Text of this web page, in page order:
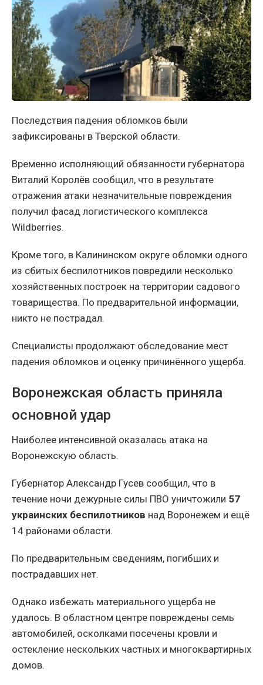
Последствия падения обломков были
зафиксированы в Тверской области.
Временно исполняющий обязанности губернатора
Виталий Королёв сообщил, что в результате
отражения атаки незначительные повреждения
получил фасад логистического комплекса
Wildberries.
Кроме того, в Калининском округе обломки одного
из сбитых беспилотников повредили несколько
хозяйственных построек на территории садового
товарищества. По предварительной информации,
никто не пострадал.
Специалисты продолжают обследование мест
падения обломков и оценку причинённого ущерба.
Воронежская область приняла
основной удар
Наиболее интенсивной оказалась атака на
Воронежскую область.
Губернатор Александр Гусев сообщил, что в
течение ночи дежурные силы ПВО уничтожили 57
украинских беспилотников над Воронежем и ещё
14 районами области.
По предварительным сведениям, погибших и
пострадавших нет.
Однако избежать материального ущерба не
удалось. В областном центре повреждены семь
автомобилей, осколками посечены кровли и
остекление нескольких частных и многоквартирных
домов.